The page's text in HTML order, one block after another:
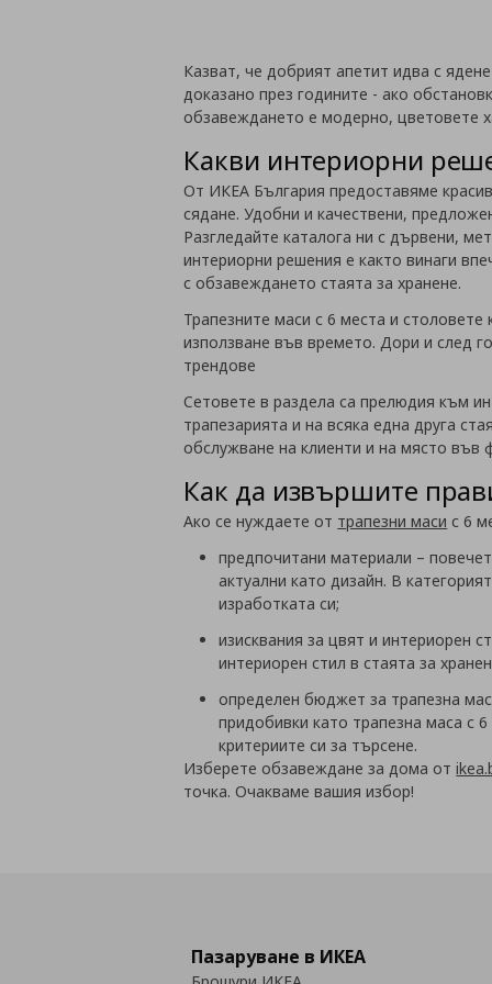
Казват, че добрият апетит идва с
доказано през годините - ако
обзавеждането е модерно, цветовете
Какви интериорни
От ИКЕА България предоставяме
сядане. Удобни и качествени,
Разгледайте каталога ни с дървени,
интериорни решения е както винаги
с обзавеждането стаята за хранене.
Трапезните маси с 6 места и
използване във времето. Дори и след
трендове
Сетовете в раздела са прелюдия към
трапезарията и на всяка една друга
обслужване на клиенти и на място във
Как да извършите
Ако се нуждаете от трапезни маси с 6
предпочитани материали –
актуални като дизайн. В
изработката си;
изисквания за цвят и интериорен
интериорен стил в стаята за
определен бюджет за трапезна
придобивки като трапезна маса с
критериите си за търсене.
Изберете обзавеждане за дома от
точка. Очакваме вашия избор!
Пазаруване в ИКЕА